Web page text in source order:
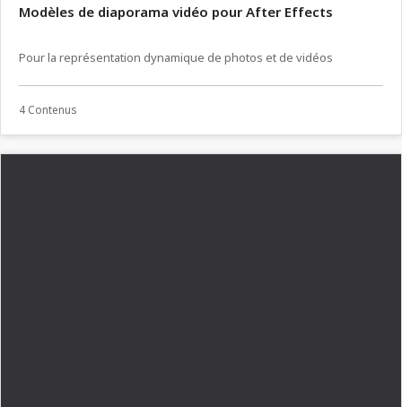
Modèles de diaporama vidéo pour After Effects
Pour la représentation dynamique de photos et de vidéos
4 Contenus